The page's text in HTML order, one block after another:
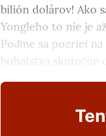
bilión dolárov! Ako
Yongleho to nie je
Poďme sa pozrieť
bohatstva skutočne